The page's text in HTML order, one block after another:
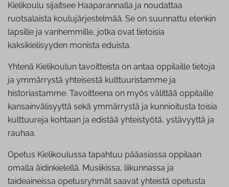
Kielikoulu sijaitsee Haaparannalla ja noudattaa
ruotsalaista koulujärjestelmää. Se on suunnattu etenkin
lapsille ja vanhemmille, jotka ovat tietoisia
kaksikielisyyden monista eduista.
Yhtenä Kielikoulun tavoitteista on antaa oppilaille tietoja
ja ymmärrystä yhteisestä kulttuuristamme ja
historiastamme. Tavoitteena on myös välittää oppilaille
kansainvälisyyttä sekä ymmärrystä ja kunnioitusta toisia
kulttuureja kohtaan ja edistää yhteistyötä, ystävyyttä ja
rauhaa.
Opetus Kielikoulussa tapahtuu pääasiassa oppilaan
omalla äidinkielellä. Musiikissa, liikunnassa ja
taideaineissa opetusryhmät saavat yhteistä opetusta